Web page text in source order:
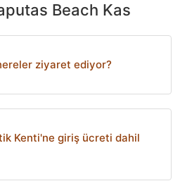
Beach Kas
ziyaret ediyor?
Kenti'ne giriş ücreti dahil